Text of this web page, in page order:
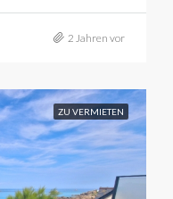
2 Jahren vor
ZU VERMIETEN